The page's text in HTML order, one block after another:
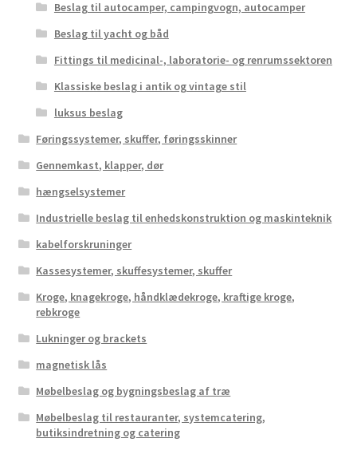
Beslag til autocamper, campingvogn, autocamper
Beslag til yacht og båd
Fittings til medicinal-, laboratorie- og renrumssektoren
Klassiske beslag i antik og vintage stil
luksus beslag
Føringssystemer, skuffer, føringsskinner
Gennemkast, klapper, dør
hængselsystemer
Industrielle beslag til enhedskonstruktion og maskinteknik
kabelforskruninger
Kassesystemer, skuffesystemer, skuffer
Kroge, knagekroge, håndklædekroge, kraftige kroge,
rebkroge
Lukninger og brackets
magnetisk lås
Møbelbeslag og bygningsbeslag af træ
Møbelbeslag til restauranter, systemcatering,
butiksindretning og catering